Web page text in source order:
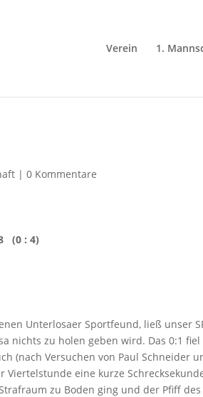
Verein 1.
| 0 Kommentare
(0 : 4)
Unterlosaer Sportfeund, ließ unser
nichts zu holen geben wird. Das 0:1
(nach Versuchen von Paul Schneider
eine kurze
zu Boden ging und der Pfiff